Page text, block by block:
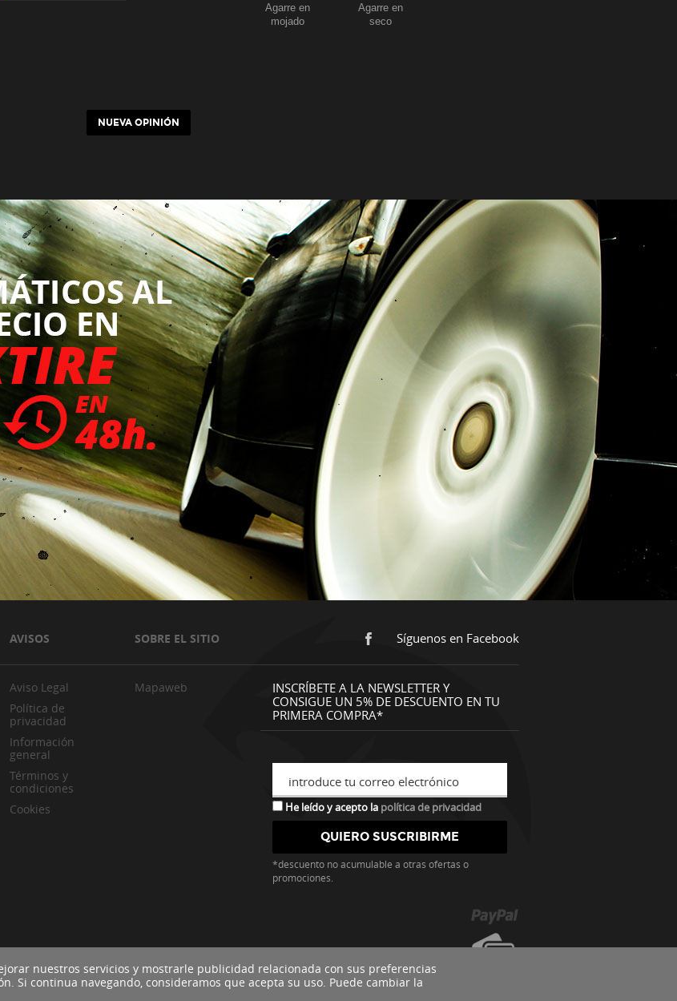
Agarre en
seco
Agarre en
mojado
NUEVA OPINIÓN
AVISOS SOBRE EL SITIO Síguenos en Facebook
Aviso Legal
Política de
privacidad
Información
general
Términos y
condiciones
Cookies
Mapaweb
INSCRÍBETE A LA NEWSLETTER Y
CONSIGUE UN 5% DE DESCUENTO EN TU
PRIMERA COMPRA*
introduce tu correo electrónico
He leído y acepto la política de privacidad
*descuento no acumulable a otras ofertas o
promociones.
nuestros servicios y mostrarle publicidad relacionada con sus preferencias
Si continua navegando, consideramos que acepta su uso. Puede cambiar la